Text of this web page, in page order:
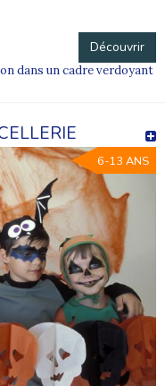
Découvrir
dans un cadre verdoyant
6-13 ANS